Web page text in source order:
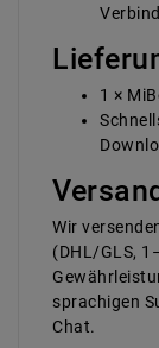
1 ×
Wir
(DHL/GLS,
sprachigen
Chat.